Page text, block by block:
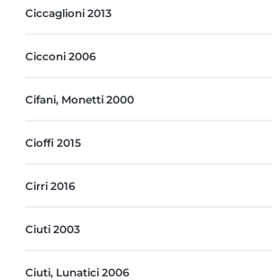
Ciccaglioni 2013
Cicconi 2006
Cifani, Monetti 2000
Cioffi 2015
Cirri 2016
Ciuti 2003
Ciuti, Lunatici 2006